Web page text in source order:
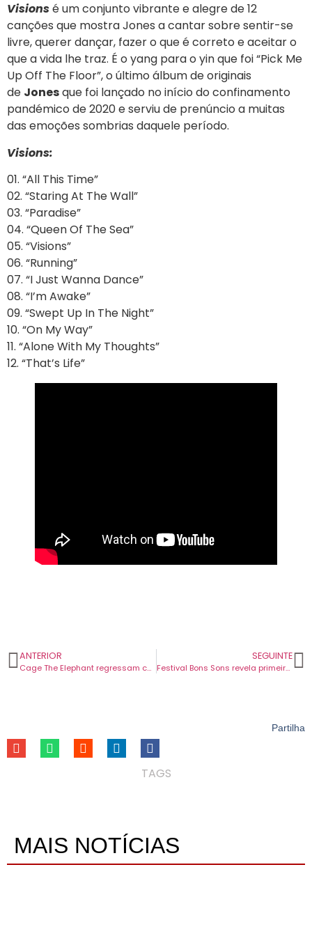
Visionsé um conjunto vibrante e alegre de 12
canções que mostra Jones a cantar sobre sentir-se
livre, querer dançar, fazer o que é correto e aceitar o
que a vida lhe traz. É o yang para o yin que foi “Pick Me
Up Off The Floor”, o último álbum de originais
de Jonesque foi lançado no início do confinamento
pandémico de 2020 e serviu de prenúncio a muitas
das emoções sombrias daquele período.
Visions:
01. “All This Time”
02. “Staring At The Wall”
03. “Paradise”
04. “Queen Of The Sea”
05. “Visions”
06. “Running”
07. “I Just Wanna Dance”
08. “I’m Awake”
09. “Swept Up In The Night”
10. “On My Way”
11. “Alone With My Thoughts”
12. “That’s Life”
ANTERIOR
Cage The Elephant regressam com primeiro single em cinco anos. Chama-se “Neon Pill”.
SEGUINTE
Festival Bons Sons revela primeiros oito nomes da edição 2024.
Partilha
TAGS
MAIS NOTÍCIAS